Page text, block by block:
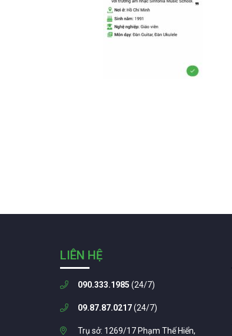
LIÊN HỆ
090.333.1985 (24/7)
09.87.87.0217(24/7)
Trụ sở: 1269/17 Phạm Thế Hiển,